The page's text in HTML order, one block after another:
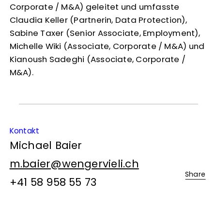
Corporate / M&A) geleitet und umfasste
Claudia Keller (Partnerin, Data Protection),
Sabine Taxer (Senior Associate, Employment),
Michelle Wiki (Associate, Corporate / M&A) und
Kianoush Sadeghi (Associate, Corporate /
M&A).
Kontakt
Michael Baier
m.baier@wengervieli.ch
+41 58 958 55 73
Share